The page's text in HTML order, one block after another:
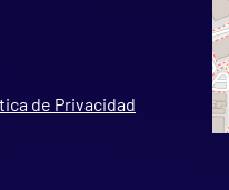
de Privacidad